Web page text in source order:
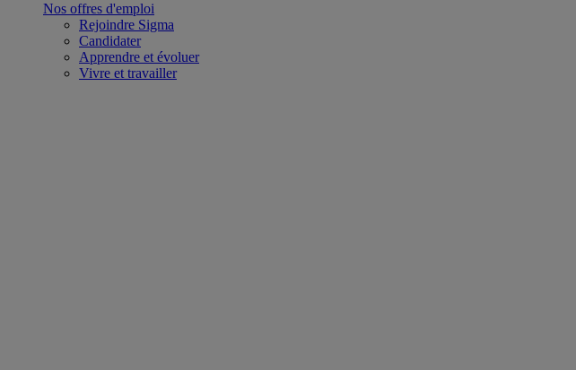
Nos offres d'emploi
Rejoindre Sigma
Candidater
Apprendre et évoluer
Vivre et travailler